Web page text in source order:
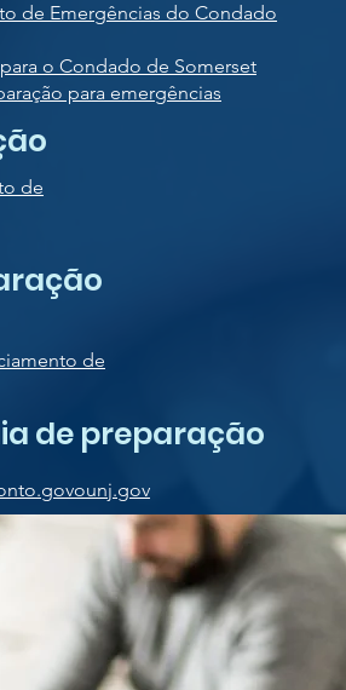
de Emergências do Condado
o Condado de Somerset
para emergências
de
de
de preparação
ounj.gov